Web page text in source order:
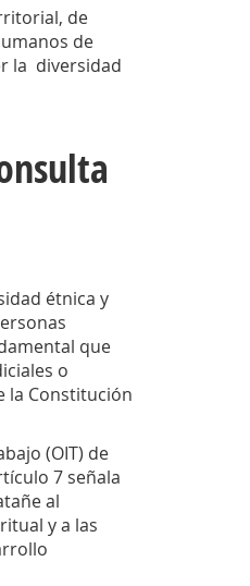
de
de
la diversidad
étnica y
que
o
la Constitución
(OIT) de
7 señala
al
y a las